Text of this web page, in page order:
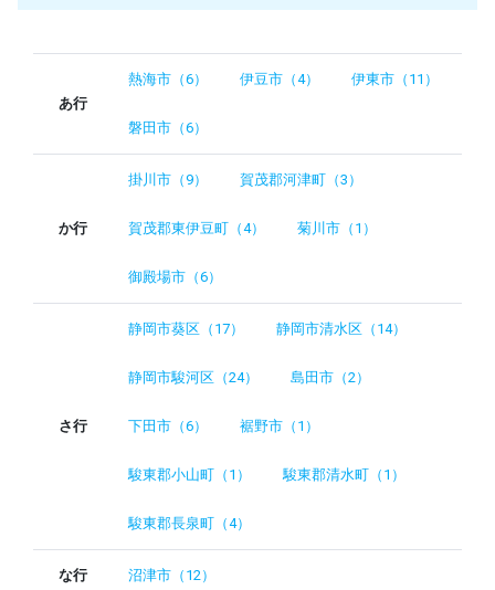
あ行
熱海市（6） 伊豆市（4） 伊東市（11）
磐田市（6）
か行
掛川市（9） 賀茂郡河津町（3）
賀茂郡東伊豆町（4） 菊川市（1）
御殿場市（6）
さ行
静岡市葵区（17） 静岡市清水区（14）
静岡市駿河区（24） 島田市（2）
下田市（6） 裾野市（1）
駿東郡小山町（1） 駿東郡清水町（1）
駿東郡長泉町（4）
な行 沼津市（12）